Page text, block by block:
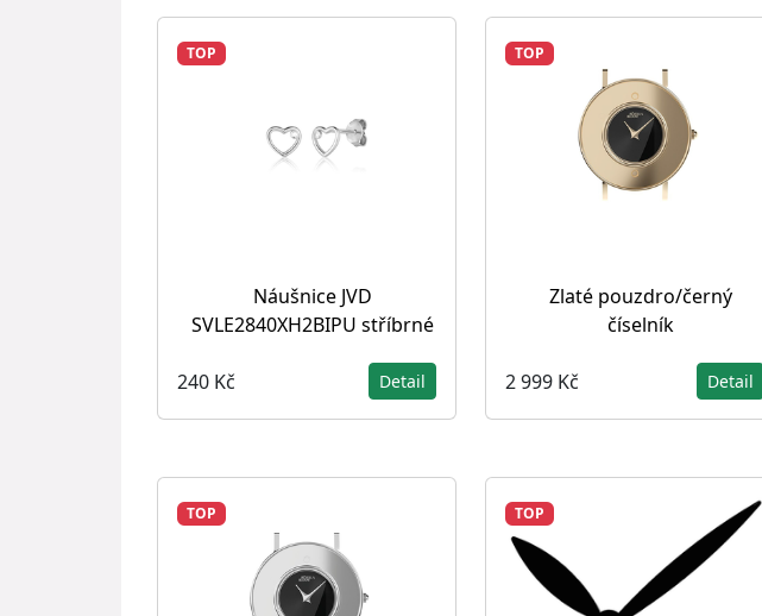
TOP
Náušnice JVD
SVLE2840XH2BIPU stříbrné
240 Kč Detail
TOP
Zlaté pouzdro/černý
číselník
2 999 Kč Detail
TOP TOP